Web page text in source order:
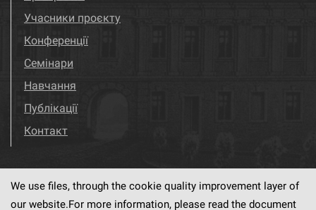
Учасники проєкту
Конференції
Семінари
Навчання
Публікації
Контакт
Visit us! Facebook
We use files, through the cookie quality improvement layer of
our website.For more information, please read the document